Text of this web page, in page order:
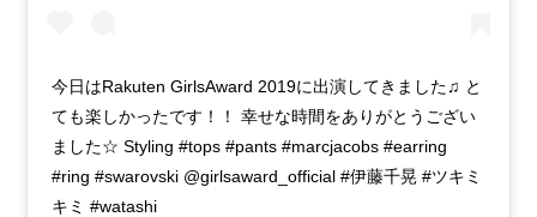
今日はRakuten GirlsAward 2019に出演してきました♫ と
ても楽しかったです！！ 幸せな時間をありがとうござい
ました☆ Styling #tops #pants #marcjacobs #earring
#ring #swarovski @girlsaward_official #伊藤千晃 #ツキミ
キミ #watashi